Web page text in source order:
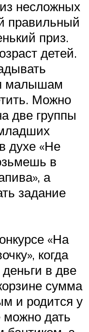
несложных
правильный
приз.
детей.
малышам
Можно
две группы
духе «Не
в
а
задание
«На
когда
в две
сумма
и родится у
дать